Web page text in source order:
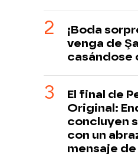
¡Boda
venga de
casándose
El final de
Original:
concluyen
con un
mensaje